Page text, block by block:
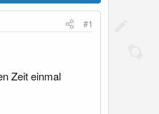
#1
Zeit einmal